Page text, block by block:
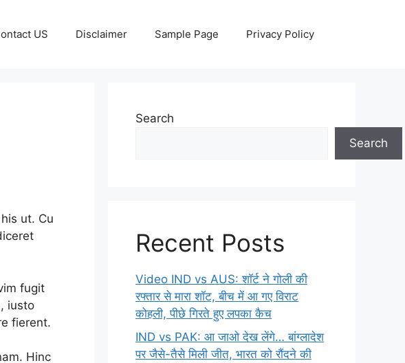
US Disclaimer Sample Page Privacy Policy
ut. Cu
fugit
iusto
fierent.
Hinc
Search
Search
Recent Posts
Video IND vs AUS: शॉर्ट ने गोली की
रफ्तार से मारा शॉट, बीच में आ गए विराट
कोहली, पीछे गिरते हुए लपका कैच
IND vs PAK: आ जाओ देख लेंगे… बांग्लादेश
पर जैसे-तैसे मिली जीत, भारत को रौंदने की